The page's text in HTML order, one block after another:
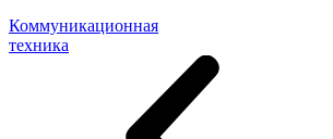
Коммуникационная
техника